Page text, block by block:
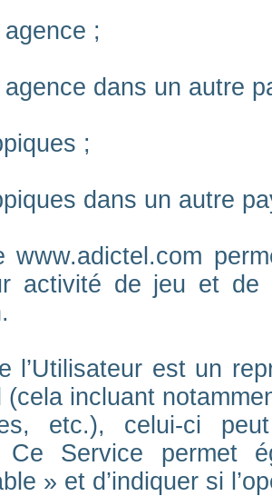
;
dans un autre
;
dans un autre
www.adictel.com
activité de jeu et
l’Utilisateur est un
(cela incluant
etc.), celui-ci
Ce Service permet
» et d’indiquer si